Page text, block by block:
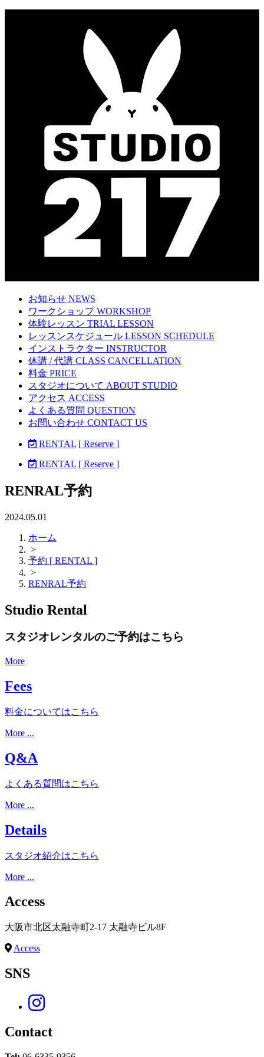
お知らせ NEWS
ワークショップ WORKSHOP
体験レッスン TRIAL LESSON
レッスンスケジュール LESSON SCHEDULE
インストラクター INSTRUCTOR
休講 / 代講 CLASS CANCELLATION
料金 PRICE
スタジオについて ABOUT STUDIO
アクセス ACCESS
よくある質問 QUESTION
お問い合わせ CONTACT US
RENTAL [ Reserve ]
RENTAL [ Reserve ]
RENRAL予約
2024.05.01
ホーム
>
予約 [ RENTAL ]
>
RENRAL予約
Studio Rental
スタジオレンタルのご予約はこちら
More
Fees
料金についてはこちら
More ...
Q&A
よくある質問はこちら
More ...
Details
スタジオ紹介はこちら
More ...
Access
大阪市北区太融寺町2-17 太融寺ビル8F
Access
SNS
Contact